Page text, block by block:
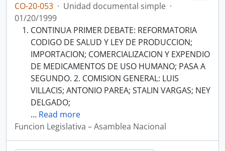
CO-20-053 · Unidad documental simple ·
01/20/1999
CONTINUA PRIMER DEBATE: REFORMATORIA
CODIGO DE SALUD Y LEY DE PRODUCCION;
IMPORTACION; COMERCIALIZACION Y EXPENDIO
DE MEDICAMENTOS DE USO HUMANO; PASA A
SEGUNDO. 2. COMISION GENERAL: LUIS
VILLACIS; ANTONIO PAREA; STALIN VARGAS; NEY
DELGADO;
… Read more
Funcion Legislativa – Asamblea Nacional